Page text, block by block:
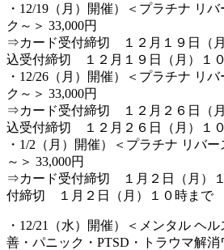
・12/19（月）開催）＜プラチナ リ
ク～＞ 33,000円
⇒カード受付締切 １２月１９日（
込受付締切 １２月１９日（月）１
・12/26（月）開催）＜プラチナ リ
ク～＞ 33,000円
⇒カード受付締切 １２月２６日（
込受付締切 １２月２６日（月）１
・1/2（月）開催）＜プラチナ リバ
～＞ 33,000円
⇒カード受付締切 １月２日（月）
付締切 １月２日（月）１０時まで
・12/21（水）開催）＜メンタル ヘ
善・パニック・PTSD・トラウマ解消